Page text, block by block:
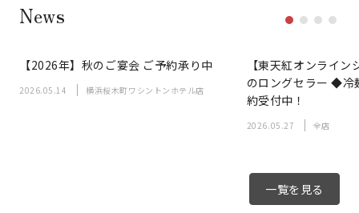
News
【2026年】秋のご宴会 ご予約承り中
2026.05.14 横浜桜木町ワシントンホテル店
【東天紅オンライ
のロングセラー ◆
約受付中！
2026.05.27 全店
一覧を見る